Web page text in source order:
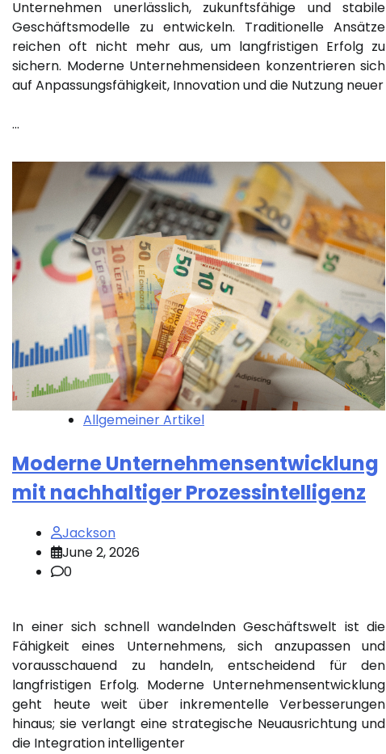
Unternehmen unerlässlich, zukunftsfähige und stabile
Geschäftsmodelle zu entwickeln. Traditionelle Ansätze
reichen oft nicht mehr aus, um langfristigen Erfolg zu
sichern. Moderne Unternehmensideen konzentrieren sich
auf Anpassungsfähigkeit, Innovation und die Nutzung neuer
…
Allgemeiner Artikel
Moderne Unternehmensentwicklung
mit nachhaltiger Prozessintelligenz
Jackson
June 2, 2026
0
In einer sich schnell wandelnden Geschäftswelt ist die
Fähigkeit eines Unternehmens, sich anzupassen und
vorausschauend zu handeln, entscheidend für den
langfristigen Erfolg. Moderne Unternehmensentwicklung
geht heute weit über inkrementelle Verbesserungen
hinaus; sie verlangt eine strategische Neuausrichtung und
die Integration intelligenter